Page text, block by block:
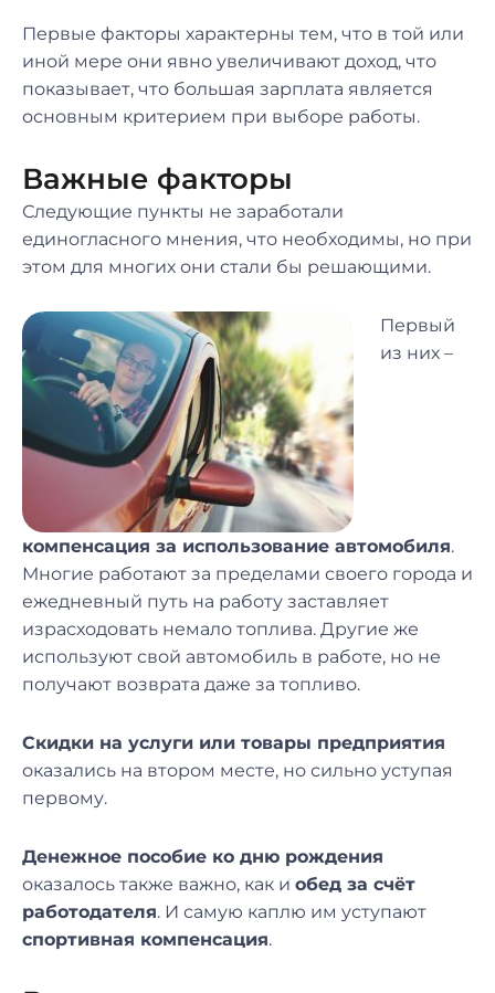
Первые факторы характерны тем, что в той или
иной мере они явно увеличивают доход, что
показывает, что большая зарплата является
основным критерием при выборе работы.
Важные факторы
Следующие пункты не заработали
единогласного мнения, что необходимы, но при
этом для многих они стали бы решающими.
Первый
из них –
компенсация за использование автомобиля.
Многие работают за пределами своего города и
ежедневный путь на работу заставляет
израсходовать немало топлива. Другие же
используют свой автомобиль в работе, но не
получают возврата даже за топливо.
Скидки на услуги или товары предприятия
оказались на втором месте, но сильно уступая
первому.
Денежное пособие ко дню рождения
оказалось также важно, как и обед за счёт
работодателя. И самую каплю им уступают
спортивная компенсация.